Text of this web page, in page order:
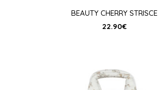
BEAUTY CHERRY STRISCE
22.90€